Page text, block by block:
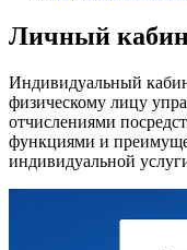
Личный
Индивидуальный
физическому лицу
отчислениями
функциями и
индивидуальной